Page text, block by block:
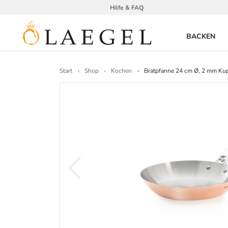
Hilfe & FAQ
BACKEN
Start Shop Kochen Bratpfanne 24 cm Ø, 2 mm